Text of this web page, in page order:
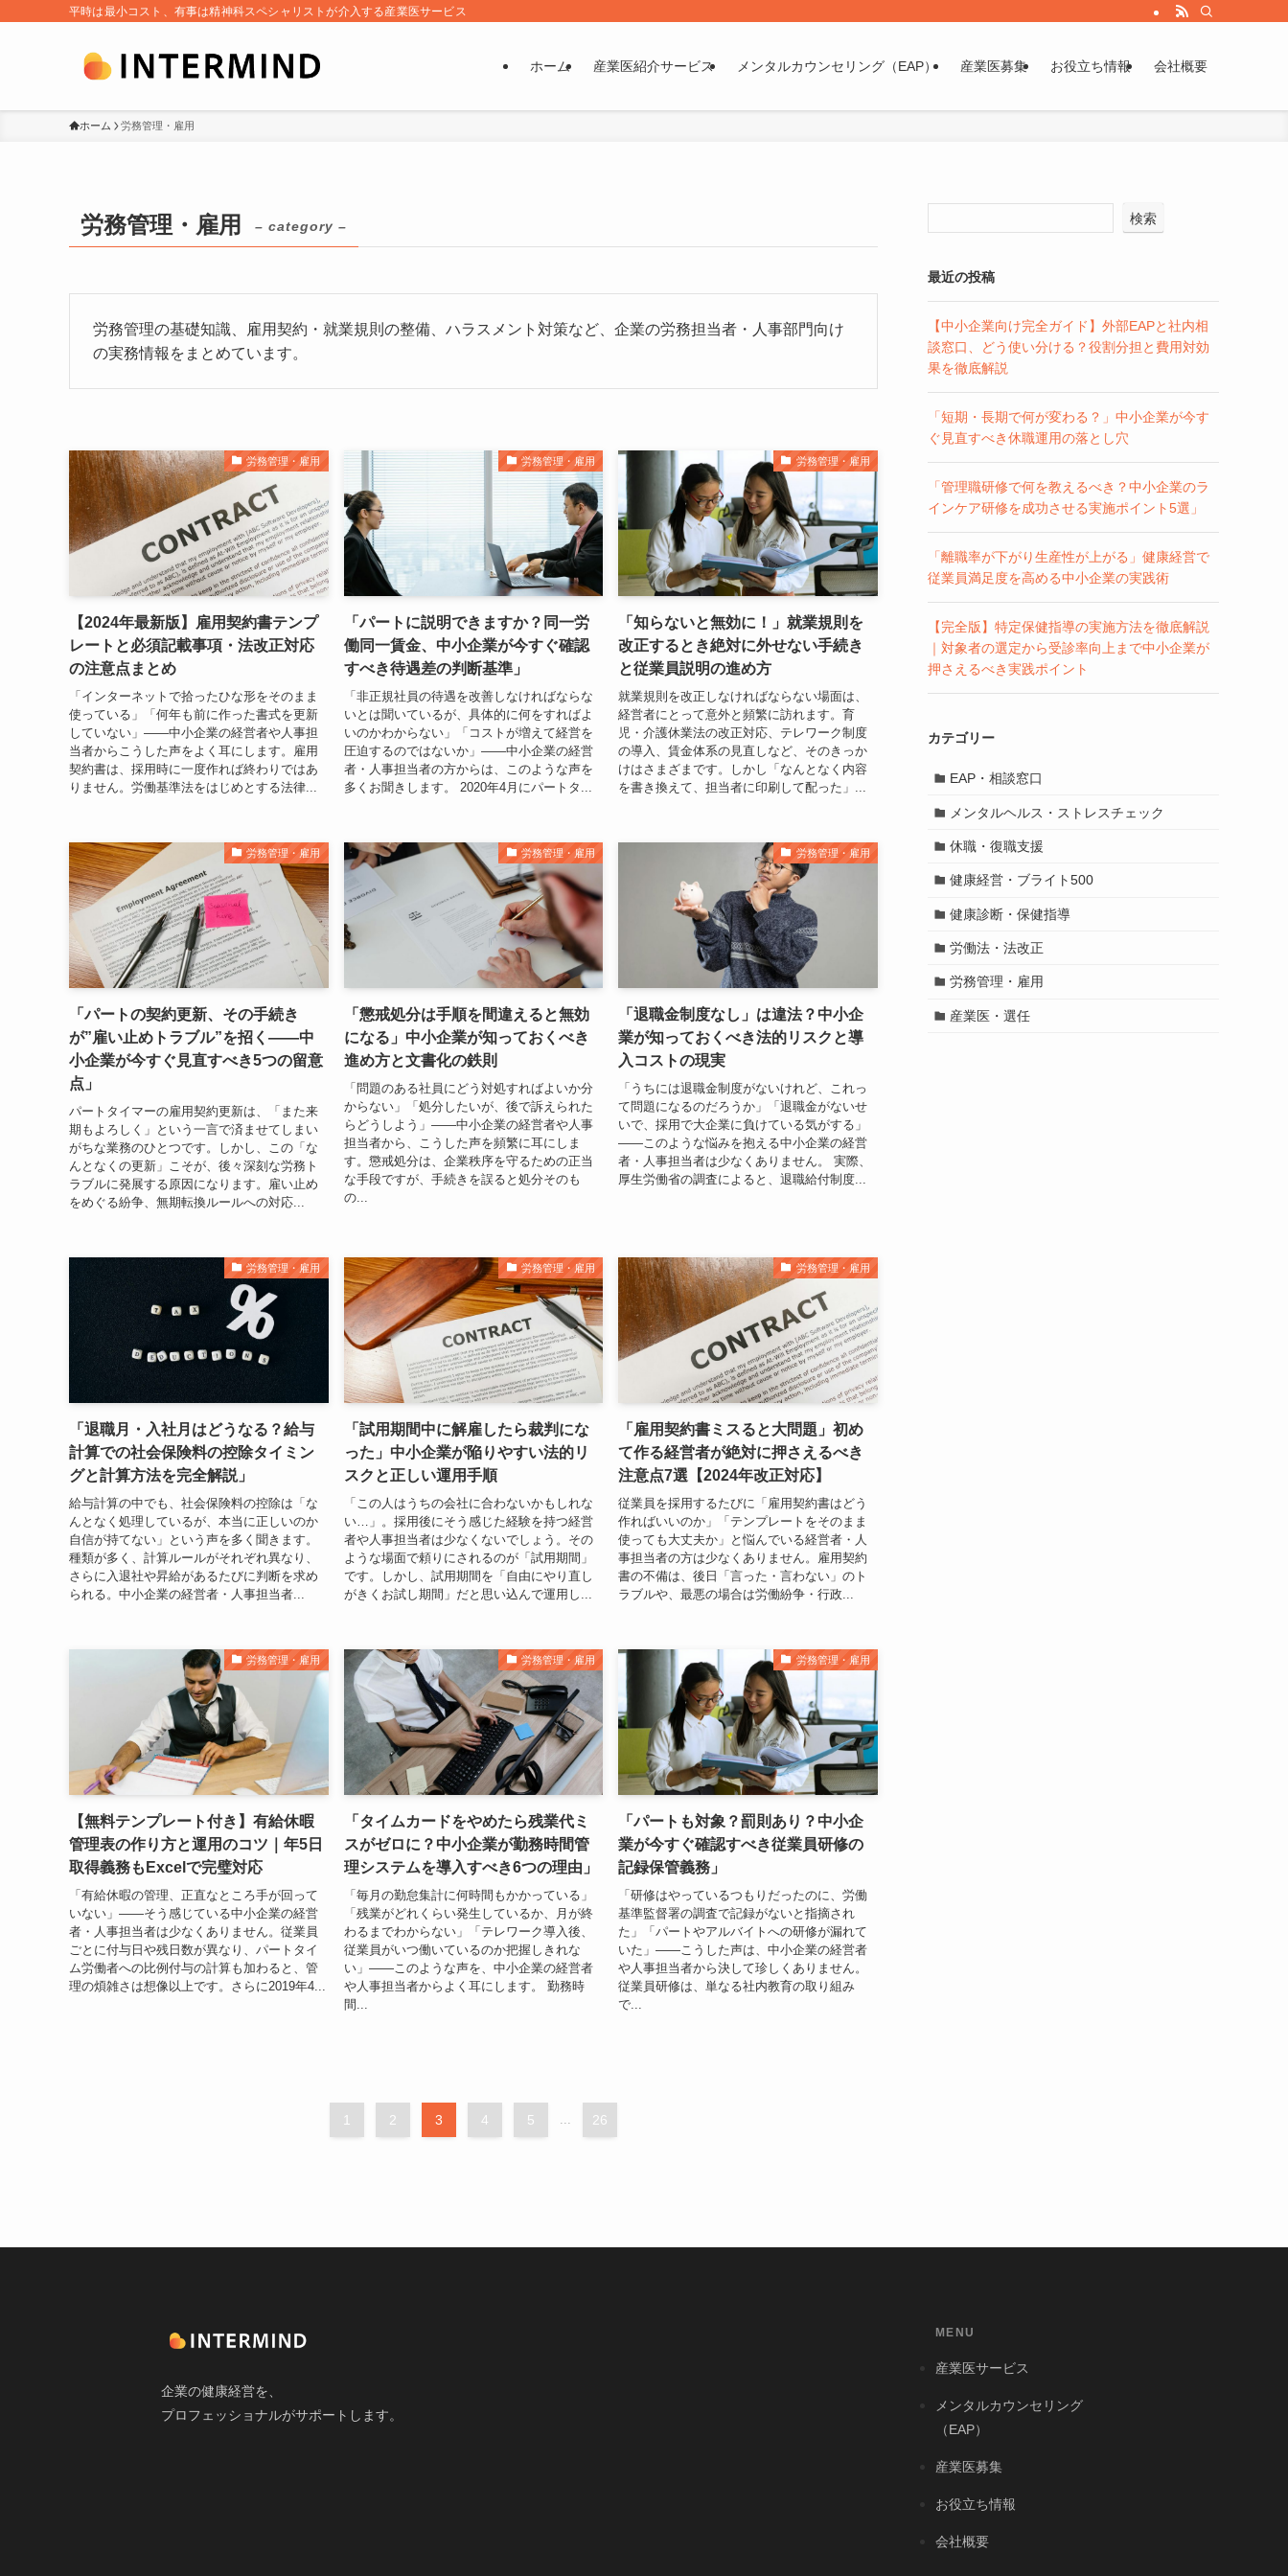
平時は最小コスト、有事は精神科スペシャリストが介入する産業医サービス
ホーム 産業医紹介サービス メンタルカウンセリング（EAP） 産業医募集 お役立ち情報 会社概要
ホーム 労務管理・雇用
労務管理・雇用 – category –
労務管理の基礎知識、雇用契約・就業規則の整備、ハラスメント対策など、企業の労務担当者・人事部門向け
の実務情報をまとめています。
労務管理・雇用
【2024年最新版】雇用契約書テンプ
レートと必須記載事項・法改正対応
の注意点まとめ
「インターネットで拾ったひな形をそのまま
使っている」「何年も前に作った書式を更新
していない」——中小企業の経営者や人事担
当者からこうした声をよく耳にします。雇用
契約書は、採用時に一度作れば終わりではあ
りません。労働基準法をはじめとする法律...
労務管理・雇用
「パートに説明できますか？同一労
働同一賃金、中小企業が今すぐ確認
すべき待遇差の判断基準」
「非正規社員の待遇を改善しなければならな
いとは聞いているが、具体的に何をすればよ
いのかわからない」「コストが増えて経営を
圧迫するのではないか」——中小企業の経営
者・人事担当者の方からは、このような声を
多くお聞きします。 2020年4月にパートタ...
労務管理・雇用
「知らないと無効に！」就業規則を
改正するとき絶対に外せない手続き
と従業員説明の進め方
就業規則を改正しなければならない場面は、
経営者にとって意外と頻繁に訪れます。育
児・介護休業法の改正対応、テレワーク制度
の導入、賃金体系の見直しなど、そのきっか
けはさまざまです。しかし「なんとなく内容
を書き換えて、担当者に印刷して配った」...
労務管理・雇用
「パートの契約更新、その手続き
が”雇い止めトラブル”を招く——中
小企業が今すぐ見直すべき5つの留意
点」
パートタイマーの雇用契約更新は、「また来
期もよろしく」という一言で済ませてしまい
がちな業務のひとつです。しかし、この「な
んとなくの更新」こそが、後々深刻な労務ト
ラブルに発展する原因になります。雇い止め
をめぐる紛争、無期転換ルールへの対応...
労務管理・雇用
「懲戒処分は手順を間違えると無効
になる」中小企業が知っておくべき
進め方と文書化の鉄則
「問題のある社員にどう対処すればよいか分
からない」「処分したいが、後で訴えられた
らどうしよう」——中小企業の経営者や人事
担当者から、こうした声を頻繁に耳にしま
す。懲戒処分は、企業秩序を守るための正当
な手段ですが、手続きを誤ると処分そのも
の...
労務管理・雇用
「退職金制度なし」は違法？中小企
業が知っておくべき法的リスクと導
入コストの現実
「うちには退職金制度がないけれど、これっ
て問題になるのだろうか」「退職金がないせ
いで、採用で大企業に負けている気がする」
——このような悩みを抱える中小企業の経営
者・人事担当者は少なくありません。 実際、
厚生労働省の調査によると、退職給付制度...
労務管理・雇用
「退職月・入社月はどうなる？給与
計算での社会保険料の控除タイミン
グと計算方法を完全解説」
給与計算の中でも、社会保険料の控除は「な
んとなく処理しているが、本当に正しいのか
自信が持てない」という声を多く聞きます。
種類が多く、計算ルールがそれぞれ異なり、
さらに入退社や昇給があるたびに判断を求め
られる。中小企業の経営者・人事担当者...
労務管理・雇用
「試用期間中に解雇したら裁判にな
った」中小企業が陥りやすい法的リ
スクと正しい運用手順
「この人はうちの会社に合わないかもしれな
い…」。採用後にそう感じた経験を持つ経営
者や人事担当者は少なくないでしょう。その
ような場面で頼りにされるのが「試用期間」
です。しかし、試用期間を「自由にやり直し
がきくお試し期間」だと思い込んで運用し...
労務管理・雇用
「雇用契約書ミスると大問題」初め
て作る経営者が絶対に押さえるべき
注意点7選【2024年改正対応】
従業員を採用するたびに「雇用契約書はどう
作ればいいのか」「テンプレートをそのまま
使っても大丈夫か」と悩んでいる経営者・人
事担当者の方は少なくありません。雇用契約
書の不備は、後日「言った・言わない」のト
ラブルや、最悪の場合は労働紛争・行政...
労務管理・雇用
【無料テンプレート付き】有給休暇
管理表の作り方と運用のコツ｜年5日
取得義務もExcelで完璧対応
「有給休暇の管理、正直なところ手が回って
いない」――そう感じている中小企業の経営
者・人事担当者は少なくありません。従業員
ごとに付与日や残日数が異なり、パートタイ
ム労働者への比例付与の計算も加わると、管
理の煩雑さは想像以上です。さらに2019年4...
労務管理・雇用
「タイムカードをやめたら残業代ミ
スがゼロに？中小企業が勤務時間管
理システムを導入すべき6つの理由」
「毎月の勤怠集計に何時間もかかっている」
「残業がどれくらい発生しているか、月が終
わるまでわからない」「テレワーク導入後、
従業員がいつ働いているのか把握しきれな
い」——このような声を、中小企業の経営者
や人事担当者からよく耳にします。 勤務時
間...
労務管理・雇用
「パートも対象？罰則あり？中小企
業が今すぐ確認すべき従業員研修の
記録保管義務」
「研修はやっているつもりだったのに、労働
基準監督署の調査で記録がないと指摘され
た」「パートやアルバイトへの研修が漏れて
いた」——こうした声は、中小企業の経営者
や人事担当者から決して珍しくありません。
従業員研修は、単なる社内教育の取り組み
で...
1 2 3 4 5 26
検索
最近の投稿
【中小企業向け完全ガイド】外部EAPと社内相
談窓口、どう使い分ける？役割分担と費用対効
果を徹底解説
「短期・長期で何が変わる？」中小企業が今す
ぐ見直すべき休職運用の落とし穴
「管理職研修で何を教えるべき？中小企業のラ
インケア研修を成功させる実施ポイント5選」
「離職率が下がり生産性が上がる」健康経営で
従業員満足度を高める中小企業の実践術
【完全版】特定保健指導の実施方法を徹底解説
｜対象者の選定から受診率向上まで中小企業が
押さえるべき実践ポイント
カテゴリー
EAP・相談窓口
メンタルヘルス・ストレスチェック
休職・復職支援
健康経営・ブライト500
健康診断・保健指導
労働法・法改正
労務管理・雇用
産業医・選任
企業の健康経営を、
プロフェッショナルがサポートします。
MENU
産業医サービス
メンタルカウンセリング
（EAP）
産業医募集
お役立ち情報
会社概要